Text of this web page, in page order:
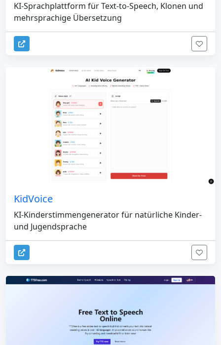
KI-Sprachplattform für Text-to-Speech, Klonen und
mehrsprachige Übersetzung
KidVoice
KI-Kinderstimmengenerator für natürliche Kinder-
und Jugendsprache